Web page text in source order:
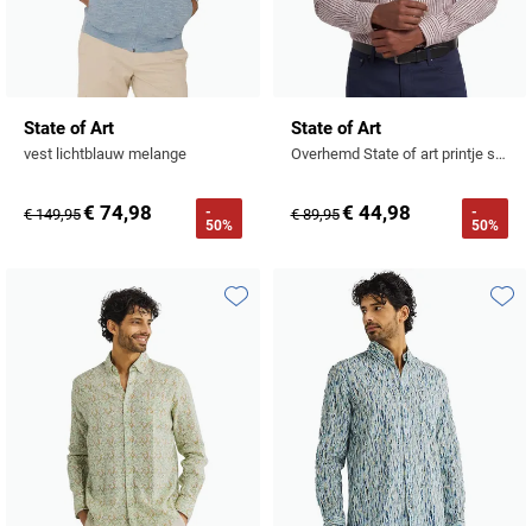
State of Art
vest lichtblauw melange
€ 149,95€ 74,98
-
50%
State of Art
Overhemd State of art printje stretch
€ 89,95€ 44,98
-
50%
Toevoegen aan favorieten